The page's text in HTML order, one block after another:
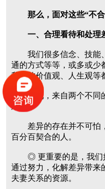
那么，面对这些“不
一、合理看待和处理
我们很多信念、技能
通的方式等等，或多或少
我们的价值观、人生观等
因此，来自两个不同的
难免。
差异的存在并不可怕
百分百契合的人。
◎ 更重要的是，我们如
通过努力，化解差异带来
夫妻关系的资源。